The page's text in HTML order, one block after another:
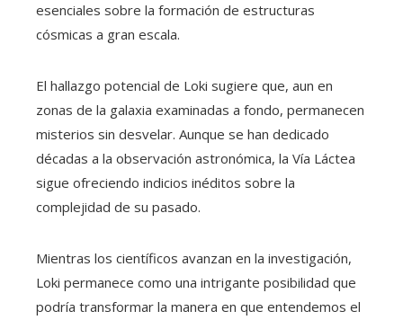
esenciales sobre la formación de estructuras
cósmicas a gran escala.
El hallazgo potencial de Loki sugiere que, aun en
zonas de la galaxia examinadas a fondo, permanecen
misterios sin desvelar. Aunque se han dedicado
décadas a la observación astronómica, la Vía Láctea
sigue ofreciendo indicios inéditos sobre la
complejidad de su pasado.
Mientras los científicos avanzan en la investigación,
Loki permanece como una intrigante posibilidad que
podría transformar la manera en que entendemos el